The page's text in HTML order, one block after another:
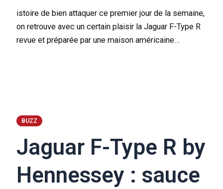
istoire de bien attaquer ce premier jour de la semaine,
on retrouve avec un certain plaisir la Jaguar F-Type R
revue et préparée par une maison américaine…
BUZZ
Jaguar F-Type R by
Hennessey : sauce